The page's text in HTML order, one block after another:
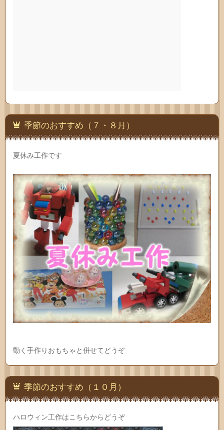
季節のおすすめ（７・８月）
夏休み工作です
動く手作りおもちゃと併せてどうぞ
季節のおすすめ（１０月）
ハロウィン工作はこちらからどうぞ